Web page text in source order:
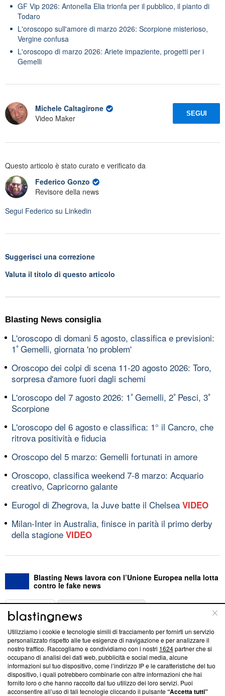
GF Vip 2026: Antonella Elia trionfa per il pubblico, il pianto di
Todaro
L'oroscopo sull'amore di marzo 2026: Scorpione misterioso,
Vergine confusa
L'oroscopo di marzo 2026: Ariete impaziente, progetti per i
Gemelli
Michele Caltagirone
Video Maker
SEGUI
Questo articolo è stato curato e verificato da
Federico Gonzo
Revisore della news
Segui Federico su Linkedin
Suggerisci una correzione
Valuta il titolo di questo articolo
Blasting News consiglia
L'oroscopo di domani 5 agosto, classifica e previsioni:
1ﾟGemelli, giornata 'no problem'
Oroscopo dei colpi di scena 11-20 agosto 2026: Toro,
sorpresa d'amore fuori dagli schemi
L'oroscopo del 7 agosto 2026: 1ﾟGemelli, 2ﾟPesci, 3ﾟ
Scorpione
L'oroscopo del 6 agosto e classifica: 1° il Cancro, che
ritrova positività e fiducia
Oroscopo del 5 marzo: Gemelli fortunati in amore
Oroscopo, classifica weekend 7-8 marzo: Acquario
creativo, Capricorno galante
Eurogol di Zhegrova, la Juve batte il Chelsea VIDEO
Milan-Inter in Australia, finisce in parità il primo derby
della stagione VIDEO
Blasting News lavora con l’Unione Europea nella lotta
contro le fake news
ABOUT
Questa sezione offre informazioni trasparenti su Blasting
News, sui nostri processi editoriali e su come ci impegniamo a
creare news di qualità. Inoltre, afferma la nostra aderenza a
‘Trust Project - News with Integrity’Blasting News non è
ancora membro del programma, ma ha richiesto di farne
parte; Trust Project non ha ancora effettuato una verifica di
Utilizziamo i cookie e tecnologie simili di tracciamento per fornirti un servizio
personalizzato rispetto alle tue esigenze di navigazione e per analizzare il
nostro traffico. Raccogliamo e condividiamo con i nostri 1624partner che si
occupano di analisi dei dati web, pubblicità e social media, alcune
informazioni sul tuo dispositivo, come l’indirizzo IP e le caratteristiche del tuo
dispositivo, i quali potrebbero combinarle con altre informazioni che hai
fornito loro o che hanno raccolto dal tuo utilizzo dei loro servizi. Puoi
acconsentire all’uso di tali tecnologie cliccando il pulsante“Accetta tutti”